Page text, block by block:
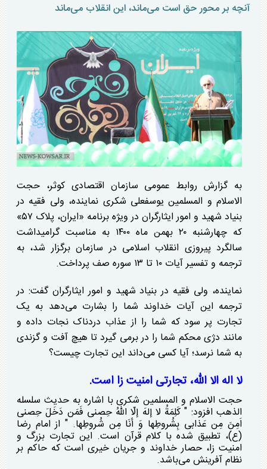
آنچه بر محور حق است می‌ماند، این انقلاب می‌ماند
به گزارش روابط عمومی سازمان اقتصادی کوثر، حجت
الاسلام و المسلمین یوسفعلی شکری نماینده، ولی فقیه در
بنیاد شهید و امور ایثارگران در ویژه برنامه «ایران، پلاک ۵۷»
که چهارشنبه ۲۰ بهمن ماه ۱۴۰۰ به مناسبت گرامیداشت
سالگرد پیروزی انقلاب اسلامی در سازمان برگزار شد، به
ترجمه و تفسیر آیات ۱۰ تا ۱۳ سوره صف پرداخت.
نماینده، ولی فقیه در بنیاد شهید و امور ایثارگران گفت: در
ترجمه این آیات خداوند شما را بشارت می‌دهد به یک
تجارت پر سود که شما را از عذاب دردناک نجات داده و
مانند دژی محکم شما را در برمی گیرد تا هیچ آفت و گزندی
به شما نرسد؛ آیا کسی می‌داند این تجارت چیست؟
لا اله الا الله، تجارتی امنیت زا است.
حجت الاسلام و المسلمین شکری با اشاره به حدیث سلسله
الذهب افزود: " کَلِمَةُ لا إلهَ إلّا اللّهُ حِصنی فَمَن دَخَلَ حِصنی
اَمِنَ مِن عَذابی بِشُروطِها وَ أنَا مِن شُروطِها. " از امام رضا
(ع)، تطبیق شده با کلام قرآن است. این تجارت بزرگ و
امنیت زا، حصار خداوند و جریان خیری است که حاکم بر
نظام آفرینش می‌باشد.